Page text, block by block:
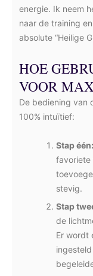
energie. Ik neem
naar de training
absolute “Heilige
HOE
VOOR
De bediening van
100% intuïtief:
Stap
favoriete
stevig.
Stap
de
Er wordt